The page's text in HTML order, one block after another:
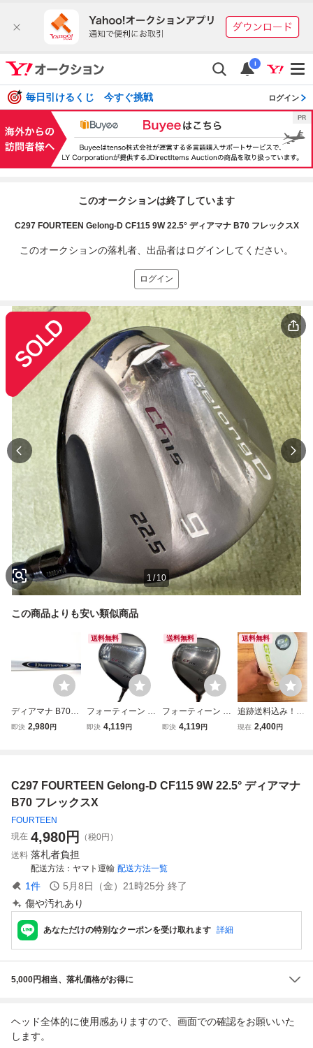
i
毎日引けるくじ 今すぐ挑戦 ログイン
このオークションは終了しています
C297 FOURTEEN Gelong-D CF115 9W 22.5° ディアマナ B70 フレックスX
このオークションの落札者、出品者はログインしてください。
ログイン
1 / 10
この商品よりも安い類似商品
ディアマナ B70｜
39.5インチ (フェ
★ DIAMANA FW
用
即決 2,980円
送料無料
フォーティーン G
elong D CF 115 5
即決 4,119円
送料無料
フォーティーン G
elong D CF 115 3
即決 4,119円
送料無料
追跡送料込み！FO
URTEEN Gelong
現在 2,400円
C297 FOURTEEN Gelong-D CF115 9W 22.5° ディアマナ
B70 フレックスX
FOURTEEN
現在 4,980円
（税0円）
送料 落札者負担
配送方法 ヤマト運輸 配送方法一覧
1件 5月8日（金）21時25分 終了
傷や汚れあり
あなただけの特別なクーポンを受け取れます 詳細
5,000円相当、落札価格がお得に
ヘッド全体的に使用感ありますので、画面での確認をお願いいた
します。